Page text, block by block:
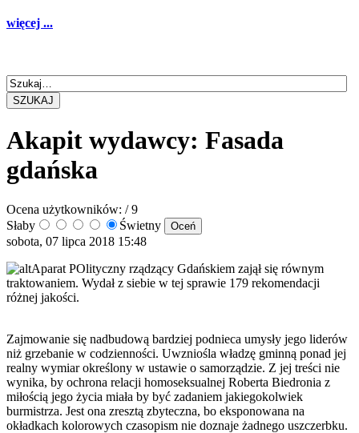
więcej ...
SZUKAJ
Akapit wydawcy: Fasada
gdańska
Ocena użytkowników: / 9
Słaby
Świetny
sobota, 07 lipca 2018 15:48
Aparat POlityczny rządzący Gdańskiem zajął się równym
traktowaniem. Wydał z siebie w tej sprawie 179 rekomendacji
różnej jakości.
Zajmowanie się nadbudową bardziej podnieca umysły jego liderów
niż grzebanie w codzienności. Uwzniośla władzę gminną ponad jej
realny wymiar określony w ustawie o samorządzie. Z jej treści nie
wynika, by ochrona relacji homoseksualnej Roberta Biedronia z
miłością jego życia miała by być zadaniem jakiegokolwiek
burmistrza. Jest ona zresztą zbyteczna, bo eksponowana na
okładkach kolorowych czasopism nie doznaje żadnego uszczerbku.